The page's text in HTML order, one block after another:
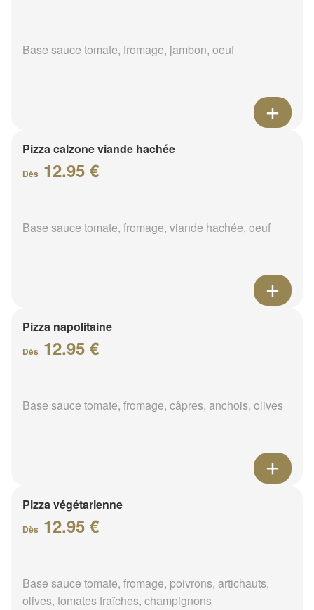
Base sauce tomate, fromage, jambon, oeuf
Pizza calzone viande hachée
Dès 12.95 €
Base sauce tomate, fromage, viande hachée, oeuf
Pizza napolitaine
Dès 12.95 €
Base sauce tomate, fromage, câpres, anchois, olives
Pizza végétarienne
Dès 12.95 €
Base sauce tomate, fromage, poivrons, artichauts,
olives, tomates fraîches, champignons